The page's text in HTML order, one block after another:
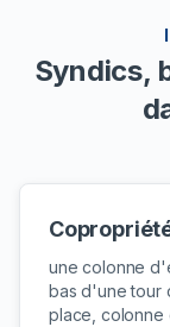
Syndics,
une colonne
bas d'une tour
place, colonne